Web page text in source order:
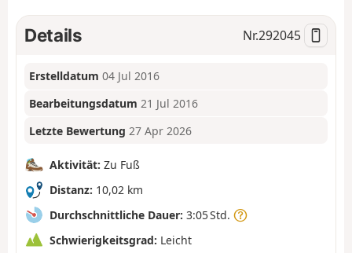
n
Details Nr.292045
Erstelldatum 04 Jul 2016
Bearbeitungsdatum 21 Jul 2016
Letzte Bewertung 27 Apr 2026
Aktivität: Zu Fuß
Distanz: 10,02 km
Durchschnittliche Dauer: 3:05 Std.
Schwierigkeitsgrad: Leicht